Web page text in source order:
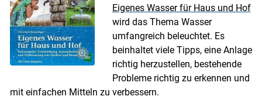
Eigenes Wasser für Haus und Hof
wird das Thema Wasser
umfangreich beleuchtet. Es
beinhaltet viele Tipps, eine Anlage
richtig herzustellen, bestehende
Probleme richtig zu erkennen und
mit einfachen Mitteln zu verbessern.